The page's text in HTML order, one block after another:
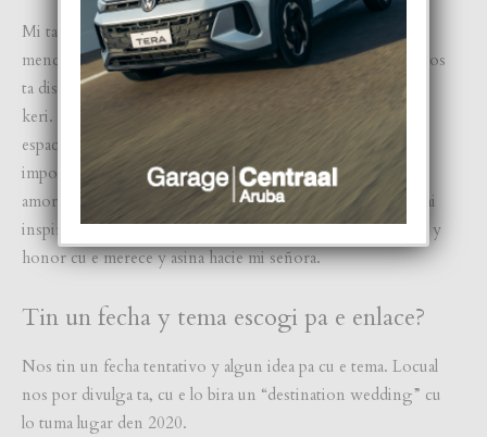
Mi tabata cana cu e idea aki pa un tempo caba. Manera
menciona nos ta click hopi bon cu otro como persona y nos
ta disfruta pasa tempo hunto, compartiendo cu nos sernan
keri. Militza ta un persona comprensivo y ta duna mi e
espacio pa mi ta mi mes den e relacion. Locual ta hopi
importante pa mi como persona. Na Medellin, celebrando
amor y amistad cu varios persona yega na nos, mi a sinti mi
inspira y cla pa “pop the question” dunando Militza e balor y
honor cu e merece y asina hacie mi señora.
Tin un fecha y tema escogi pa e enlace?
Nos tin un fecha tentativo y algun idea pa cu e tema. Locual
nos por divulga ta, cu e lo bira un “destination wedding” cu
lo tuma lugar den 2020.